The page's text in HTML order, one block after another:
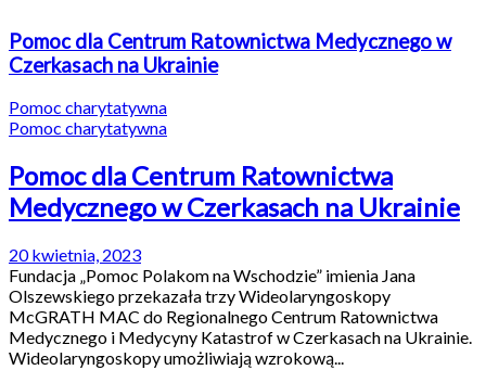
Pomoc dla Centrum Ratownictwa Medycznego w
Czerkasach na Ukrainie
Pomoc charytatywna
Pomoc charytatywna
Pomoc dla Centrum Ratownictwa
Medycznego w Czerkasach na Ukrainie
20 kwietnia, 2023
Fundacja „Pomoc Polakom na Wschodzie” imienia Jana
Olszewskiego przekazała trzy Wideolaryngoskopy
McGRATH MAC do Regionalnego Centrum Ratownictwa
Medycznego i Medycyny Katastrof w Czerkasach na Ukrainie.
Wideolaryngoskopy umożliwiają wzrokową...